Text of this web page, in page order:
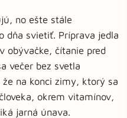
no ešte stále
dňa svietiť. Príprava jedla
obývačke, čítanie pred
večer bez svetla
na konci zimy, ktorý sa
okrem vitamínov,
jarná únava.